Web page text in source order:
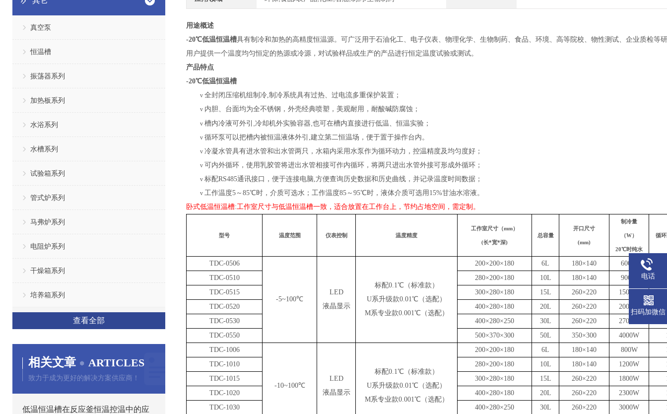
真空泵
恒温槽
振荡器系列
加热板系列
水浴系列
水槽系列
试验箱系列
管式炉系列
马弗炉系列
电阻炉系列
干燥箱系列
培养箱系列
查看全部
相关文章 ARTICLES
致力于成为更好的解决方案供应商！
低温恒温槽在反应釜恒温控温中的应
用途概述
-20℃低温恒温槽具有制冷和加热的高精度恒温源。可广泛用于石油化工、电子仪表、物理化学、生物制药、食品、环境、高等院校、物性测试、企业质检等
用户提供一个温度均匀恒定的热源或冷源，对试验样品或生产的产品进行恒定温度试验或测试。
产品特点
-20℃低温恒温槽
v 全封闭压缩机组制冷,制冷系统具有过热、过电流多重保护装置；
v 内胆、台面均为全不锈钢，外壳经典喷塑，美观耐用，耐酸碱防腐蚀；
v 槽内冷液可外引 冷却机外实验容器 也可在槽内直接进行低温、恒温实验；
v 循环泵可以把槽内被恒温液体外引,建立第二恒温场，便于置于操作台内。
v 冷凝水管具有进水管和出水管两只，水箱内采用水泵作为循环动力，控温精度及均匀度好；
v 可内外循环，使用乳胶管将进出水管相接可作内循环，将两只进出水管外接可形成外循环；
v 标配RS485通讯接口，便于连接电脑,方便查询历史数据和历史曲线，并记录温度时间数据；
v 工作温度5～85℃时，介质可选水；工作温度85～95℃时，液体介质可选用15%甘油水溶液。
卧式低温恒温槽:工作室尺寸与低温恒温槽一致，适合放置在工作台上，节约占地空间，需定制。
型号 温度范围 仪表控制 温度精度
工作室尺寸（mm）
(长*宽*深)
总容量
开口尺寸
(mm)
制冷量
（W）
20℃时纯水
循
TDC-0506
-5~100℃
LED
液晶显示
标配0.1℃（标准款）
U系升级款0.01℃（选配）
M系专业款0.001℃（选配）
200×200×180 6L 180×140 600W
TDC-0510
280×200×180 10L 180×140 900W
TDC-0515
300×280×180 15L 260×220 1500W
TDC-0520
400×280×180 20L 260×220 2000W
TDC-0530
400×280×250 30L 260×220 2700W
TDC-0550
500×370×300 50L 350×300 4000W
TDC-1006
-10~100℃
LED
液晶显示
标配0.1℃（标准款）
U系升级款0.01℃（选配）
M系专业款0.001℃（选配）
200×200×180 6L 180×140 800W
TDC-1010
280×200×180 10L 180×140 1200W
TDC-1015
300×280×180 15L 260×220 1800W
TDC-1020
400×280×180 20L 260×220 2300W
TDC-1030
400×280×250 30L 260×220 3000W
电话
扫码加微信